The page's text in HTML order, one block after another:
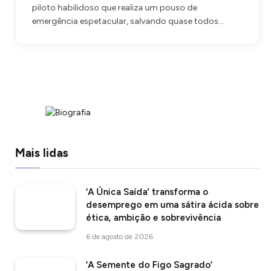
piloto habilidoso que realiza um pouso de
emergência espetacular, salvando quase todos…
Mais lidas
‘A Única Saída’ transforma o
desemprego em uma sátira ácida sobre
ética, ambição e sobrevivência
6 de agosto de 2026
‘A Semente do Figo Sagrado’